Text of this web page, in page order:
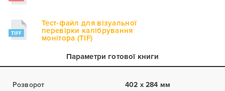
Тест-файл для візуальної
перевірки калібрування
монітора (TIF)
Параметри готової книги
Розворот 402 x 284 мм